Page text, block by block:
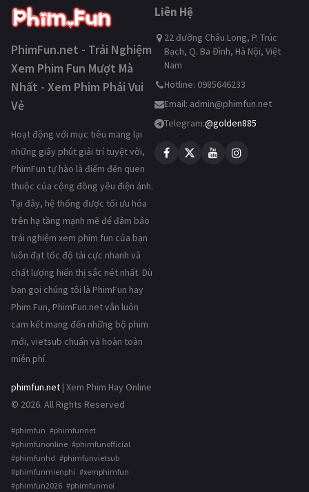
PhimFun.net - Trải Nghiệm
Xem Phim Fun Mượt Mà
Nhất - Xem Phim Phải Vui
Vẻ
Hoạt động với mục tiêu mang lại
những giây phút giải trí tuyệt vời,
PhimFun tự hào là điểm đến quen
thuộc của cộng đồng yêu điện ảnh.
Tại đây, hệ thống được tối ưu hóa
trên hạ tầng mạnh mẽ để đảm bảo
trải nghiệm xem phim fun của bạn
luôn đạt tốc độ tải cực nhanh và
chất lượng hiển thị sắc nét nhất. Dù
bạn gọi chúng tôi là PhimFun hay
Phim Fun, PhimFun.net vẫn luôn
cam kết mang đến những bộ phim
mới, vietsub chuẩn và hoàn toàn
miễn phí.
phimfun.net | Xem Phim Hay Online
© 2026. All Rights Reserved
#phimfun #phimfunnet
#phimfunonline #phimfunofficial
#phimfunhd #phimfunvietsub
#phimfunmienphi #xemphimfun
#phimfun2026 #phimfunmoi
Liên Hệ
22 đường Châu Long, P. Trúc
Bạch, Q. Ba Đình, Hà Nội, Việt
Nam
Hotline: 0985646233
Email: admin@phimfun.net
Telegram:@golden885